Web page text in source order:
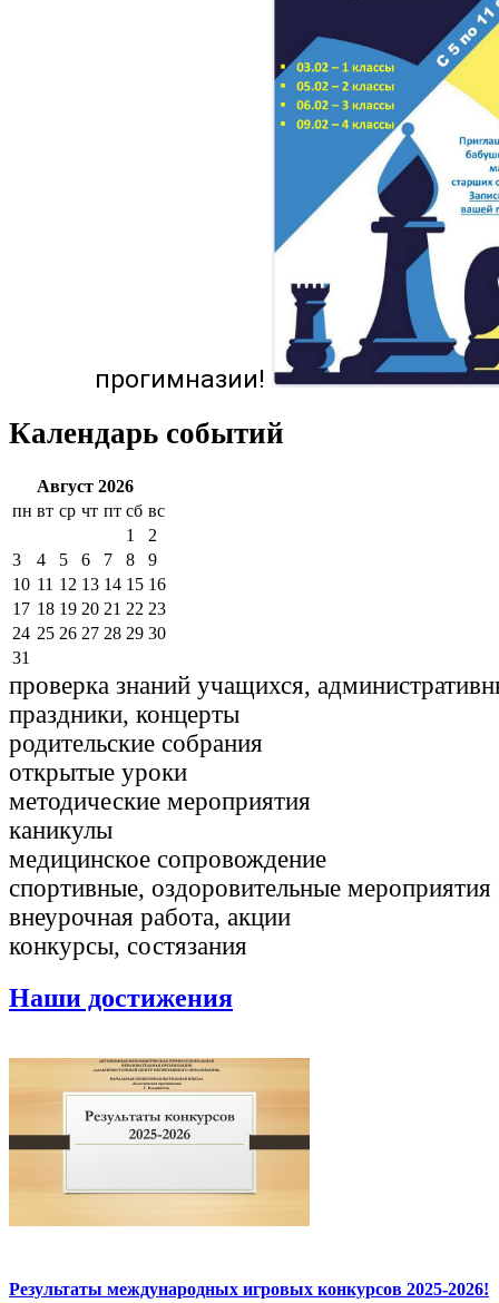
прогимназии!
Календарь событий
Август 2026
пн вт ср чт пт сб вс
1
2
3
4 5 6 7 8
9
10 11 12 13 14 15 16
17 18 19 20 21 22 23
24 25 26 27 28 29 30
31
проверка знаний учащихся,
праздники, концерты
родительские собрания
открытые уроки
методические мероприятия
каникулы
медицинское сопровождение
спортивные, оздоровительные мероприятия
внеурочная работа, акции
конкурсы, состязания
Наши достижения
Результаты международных игровых конкурсов 2025-2026!